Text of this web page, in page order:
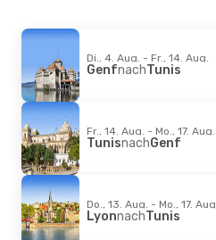
Di., 4. Aug. - Fr., 14. Aug.
GenfnachTunis
Fr., 14. Aug. - Mo., 17. Aug.
TunisnachGenf
Do., 13. Aug. - Mo., 17. Aug.
LyonnachTunis